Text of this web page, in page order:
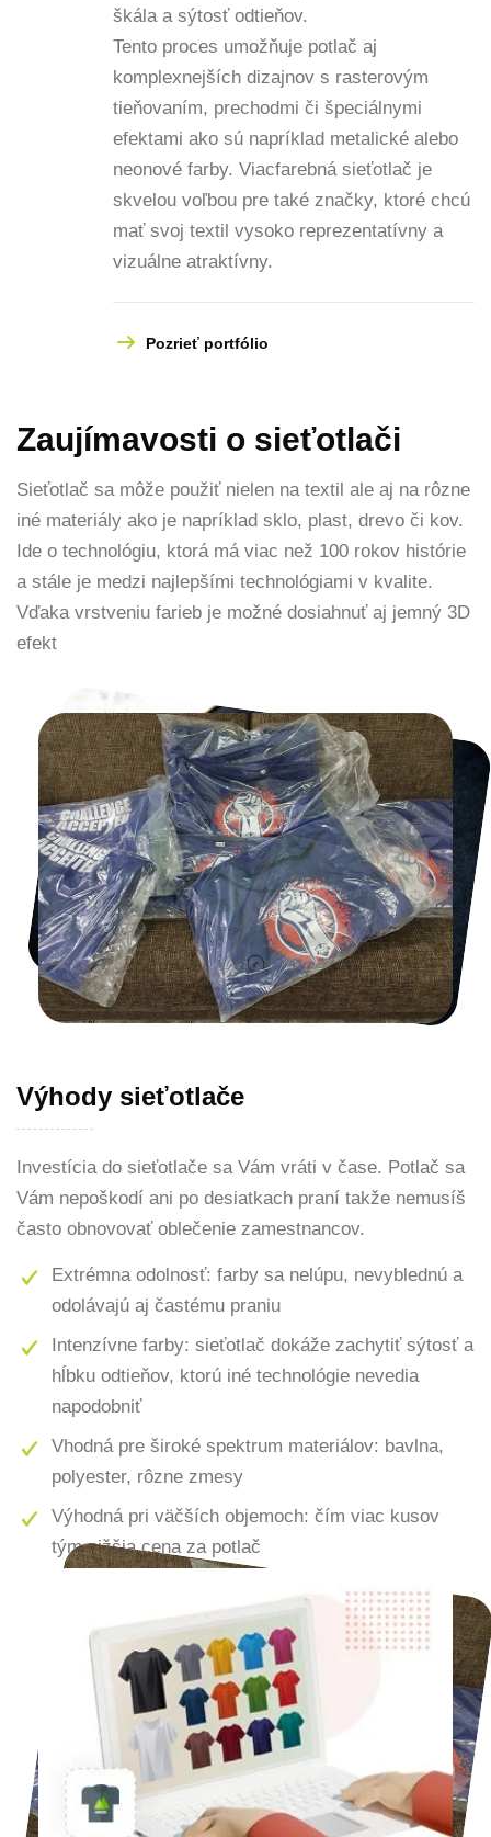
škála a sýtosť odtieňov.
Tento proces umožňuje potlač aj
komplexnejších dizajnov s rasterovým
tieňovaním, prechodmi či špeciálnymi
efektami ako sú napríklad metalické alebo
neonové farby. Viacfarebná sieťotlač je
skvelou voľbou pre také značky, ktoré chcú
mať svoj textil vysoko reprezentatívny a
vizuálne atraktívny.
Pozrieť portfólio
Zaujímavosti o sieťotlači
Sieťotlač sa môže použiť nielen na textil ale aj na rôzne
iné materiály ako je napríklad sklo, plast, drevo či kov.
Ide o technológiu, ktorá má viac než 100 rokov histórie
a stále je medzi najlepšími technológiami v kvalite.
Vďaka vrstveniu farieb je možné dosiahnuť aj jemný 3D
efekt
Výhody sieťotlače
Investícia do sieťotlače sa Vám vráti v čase. Potlač sa
Vám nepoškodí ani po desiatkach praní takže nemusíš
často obnovovať oblečenie zamestnancov.
Extrémna odolnosť: farby sa nelúpu, nevyblednú a
odolávajú aj častému praniu
Intenzívne farby: sieťotlač dokáže zachytiť sýtosť a
hĺbku odtieňov, ktorú iné technológie nevedia
napodobniť
Vhodná pre široké spektrum materiálov: bavlna,
polyester, rôzne zmesy
Výhodná pri väčších objemoch: čím viac kusov
tým nižšia cena za potlač